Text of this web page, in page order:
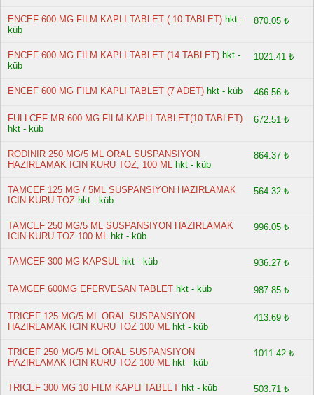
ENCEF 600 MG FILM KAPLI TABLET ( 10 TABLET) hkt -
küb
870.05 ₺
ENCEF 600 MG FILM KAPLI TABLET (14 TABLET) hkt -
küb
1021.41 ₺
ENCEF 600 MG FILM KAPLI TABLET (7 ADET) hkt - küb 466.56 ₺
FULLCEF MR 600 MG FILM KAPLI TABLET(10 TABLET)
hkt - küb
672.51 ₺
RODINIR 250 MG/5 ML ORAL SUSPANSIYON
HAZIRLAMAK ICIN KURU TOZ, 100 ML hkt - küb
864.37 ₺
TAMCEF 125 MG / 5ML SUSPANSIYON HAZIRLAMAK
ICIN KURU TOZ hkt - küb
564.32 ₺
TAMCEF 250 MG/5 ML SUSPANSIYON HAZIRLAMAK
ICIN KURU TOZ 100 ML hkt - küb
996.05 ₺
TAMCEF 300 MG KAPSUL hkt - küb 936.27 ₺
TAMCEF 600MG EFERVESAN TABLET hkt - küb 987.85 ₺
TRICEF 125 MG/5 ML ORAL SUSPANSIYON
HAZIRLAMAK ICIN KURU TOZ 100 ML hkt - küb
413.69 ₺
TRICEF 250 MG/5 ML ORAL SUSPANSIYON
HAZIRLAMAK ICIN KURU TOZ 100 ML hkt - küb
1011.42 ₺
TRICEF 300 MG 10 FILM KAPLI TABLET hkt - küb 503.71 ₺